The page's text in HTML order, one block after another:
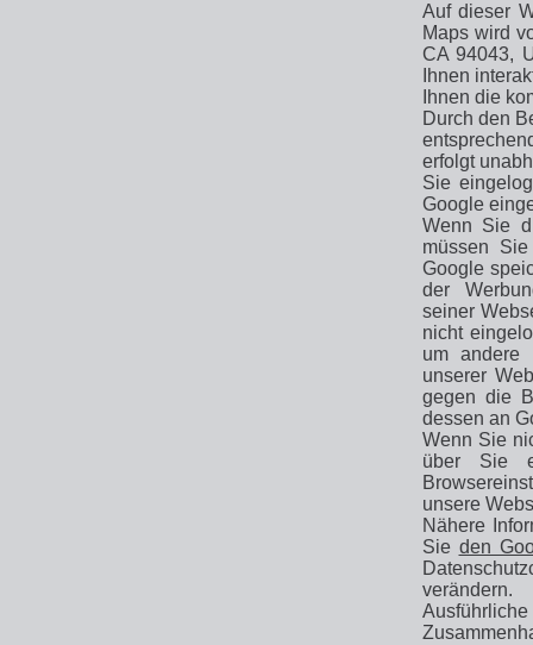
Auf dieser
Maps wird
CA 94043,
Ihnen
Ihnen die
Durch den
erfolgt
Sie
Google
Wenn Sie
müssen
Google
der
seiner
nicht
um andere
unserer
gegen die
dessen an
Wenn Sie
über Sie
unsere
Nähere
Sie den
verändern.